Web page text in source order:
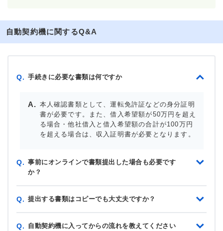
自動契約機に関するQ&A
Q. 手続きに必要な書類は何ですか
本人確認書類として、運転免許証などの身分証明
書が必要です。また、借入希望額が50万円を超え
る場合・他社借入と借入希望額の合計が100万円
を超える場合は、収入証明書が必要となります。
Q. 事前にオンラインで書類提出した場合も必要です
か？
Q. 提出する書類はコピーでも大丈夫ですか？
Q. 自動契約機に入ってからの流れを教えてください